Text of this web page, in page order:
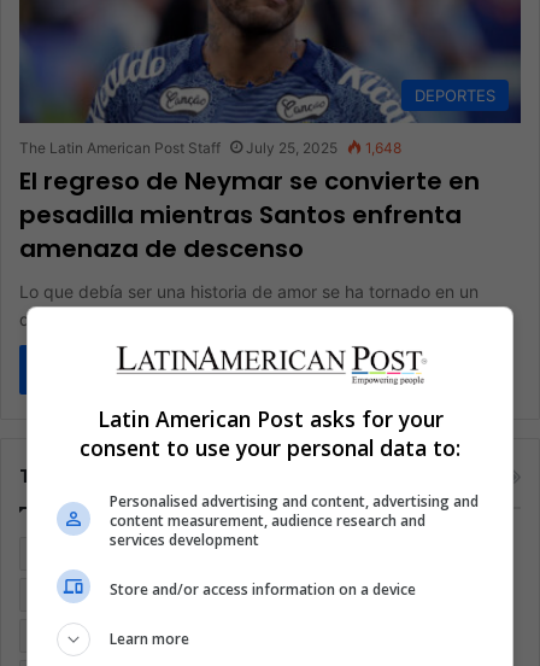
DEPORTES
The Latin American Post Staff July 25, 2025 1,648
El regreso de Neymar se convierte en
pesadilla mientras Santos enfrenta
amenaza de descenso
Lo que debía ser una historia de amor se ha tornado en un
drama cargado de tensiones y lesiones. El…
Read More »
Tags
Cine y televisión
Covid 19 Cuarentena Deportes Economía
Entretenimiento Fútbol
Latin American Post asks for your
consent to use your personal data to:
Personalised advertising and content, advertising and
content measurement, audience research and
services development
Store and/or access information on a device
Learn more